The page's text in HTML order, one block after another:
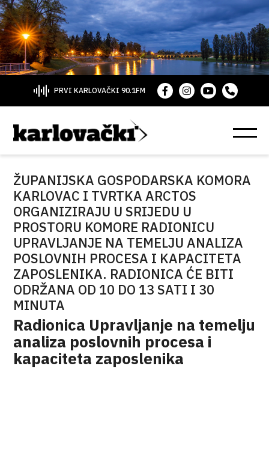
PRVI KARLOVAČKI 90.1FM
ŽUPANIJSKA GOSPODARSKA KOMORA
KARLOVAC I TVRTKA ARCTOS
ORGANIZIRAJU U SRIJEDU U
PROSTORU KOMORE RADIONICU
UPRAVLJANJE NA TEMELJU ANALIZA
POSLOVNIH PROCESA I KAPACITETA
ZAPOSLENIKA. RADIONICA ĆE BITI
ODRŽANA OD 10 DO 13 SATI I 30
MINUTA
Radionica Upravljanje na temelju
analiza poslovnih procesa i
kapaciteta zaposlenika